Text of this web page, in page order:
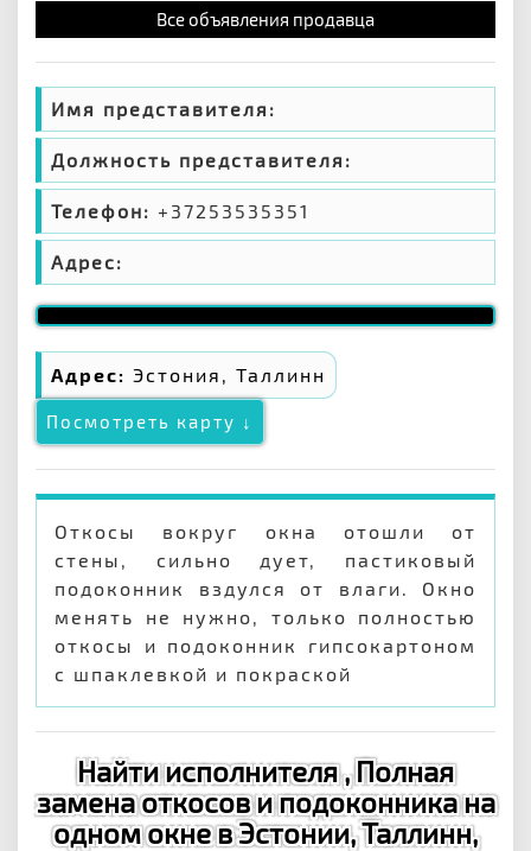
Все объявления продавца
Имя представителя:
Должность представителя:
Телефон: +37253535351
Адрес:
Адрес: Эстония, Таллинн
Посмотреть карту ↓
Откосы вокруг окна отошли от
стены, сильно дует, пастиковый
подоконник вздулся от влаги. Окно
менять не нужно, только полностью
откосы и подоконник гипсокартоном
с шпаклевкой и покраской
Найти исполнителя , Полная
замена откосов и подоконника на
одном окне в Эстонии, Таллинн,